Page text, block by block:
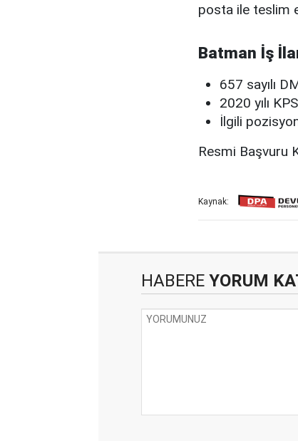
posta ile teslim
Batman İş
657 sayılı
2020 yılı
İlgili
Resmi Başvuru
Kaynak:
HABERE YORUM